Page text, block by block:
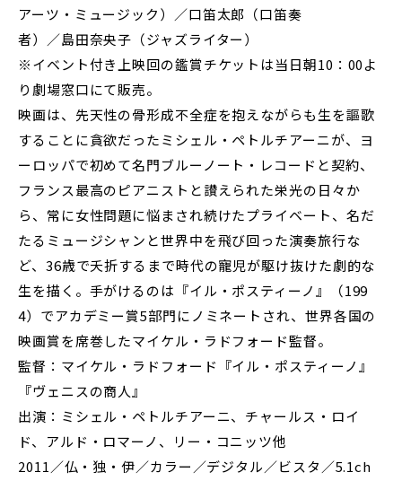
アーツ・ミュージック）／口笛太郎（口笛奏
者）／島田奈央子（ジャズライター）
※イベント付き上映回の鑑賞チケットは当日朝10：00よ
り劇場窓口にて販売。
映画は、先天性の骨形成不全症を抱えながらも生を謳歌
することに貪欲だったミシェル・ペトルチアーニが、ヨ
ーロッパで初めて名門ブルーノート・レコードと契約、
フランス最高のピアニストと讃えられた栄光の日々か
ら、常に女性問題に悩まされ続けたプライベート、名だ
たるミュージシャンと世界中を飛び回った演奏旅行な
ど、36歳で夭折するまで時代の寵児が駆け抜けた劇的な
生を描く。手がけるのは『イル・ポスティーノ』（199
4）でアカデミー賞5部門にノミネートされ、世界各国の
映画賞を席巻したマイケル・ラドフォード監督。
監督：マイケル・ラドフォード『イル・ポスティーノ』
『ヴェニスの商人』
出演：ミシェル・ペトルチアーニ、チャールス・ロイ
ド、アルド・ロマーノ、リー・コニッツ他
2011／仏・独・伊／カラー／デジタル／ビスタ／5.1ch